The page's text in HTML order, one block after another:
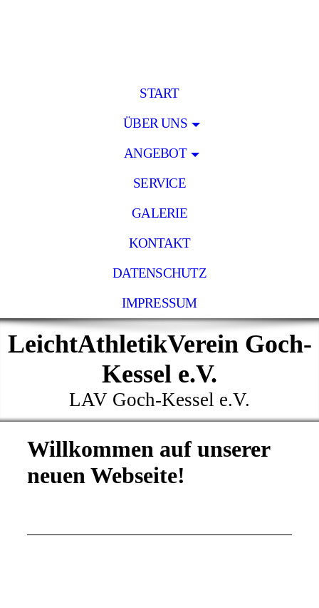
START
ÜBER UNS
ANGEBOT
SERVICE
GALERIE
KONTAKT
DATENSCHUTZ
IMPRESSUM
LeichtAthletikVerein Goch-
Kessel e.V.
LAV Goch-Kessel e.V.
Willkommen auf unserer
neuen Webseite!